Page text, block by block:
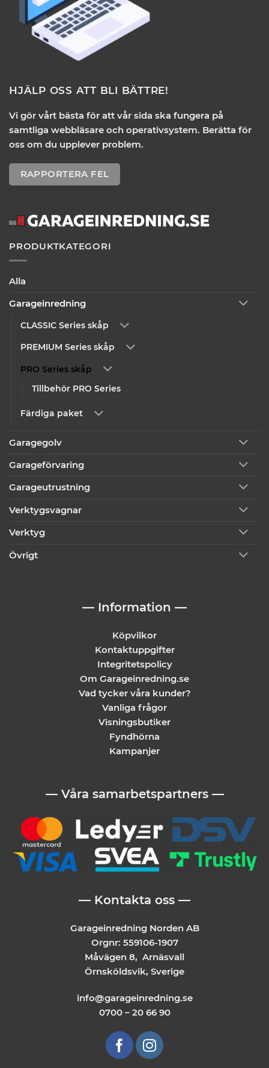
HJÄLP OSS ATT BLI BÄTTRE!
Vi gör vårt bästa för att vår sida ska fungera på
samtliga webbläsare och operativsystem. Berätta för
oss om du upplever problem.
RAPPORTERA FEL
PRODUKTKATEGORI
Alla
Garageinredning
CLASSIC Series skåp
PREMIUM Series skåp
PRO Series skåp
Tillbehör PRO Series
Färdiga paket
Garagegolv
Garageförvaring
Garageutrustning
Verktygsvagnar
Verktyg
Övrigt
— Information —
Köpvilkor
Kontaktuppgifter
Integritetspolicy
Om Garageinredning.se
Vad tycker våra kunder?
Vanliga frågor
Visningsbutiker
Fyndhörna
Kampanjer
— Våra samarbetspartners —
— Kontakta oss —
Garageinredning Norden AB
Orgnr: 559106-1907
Måvägen 8, Arnäsvall
Örnsköldsvik, Sverige
info@garageinredning.se
0700 – 20 66 90